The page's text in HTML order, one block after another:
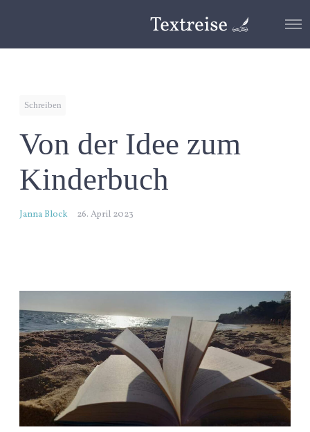
O
Schreiben
Von der Idee zum
Kinderbuch
Janna Block 26. April 2023